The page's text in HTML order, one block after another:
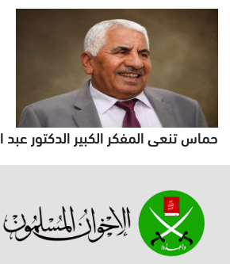
حماس تنعى المفكر الكبير الدكتور عبد